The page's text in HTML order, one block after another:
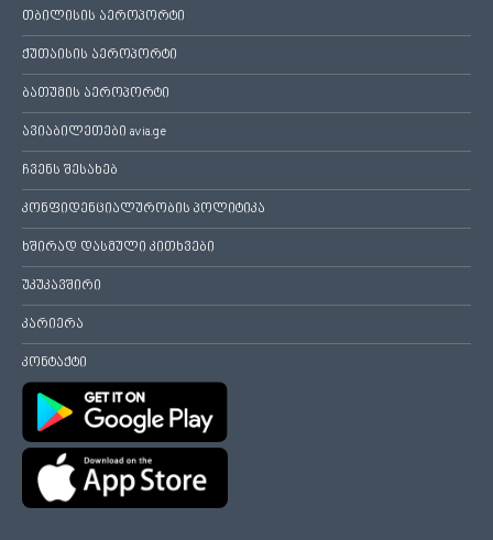
თბილისის აეროპორტი
ქუთაისის აეროპორტი
ბათუმის აეროპორტი
ავიაბილეთები avia.ge
ჩვენს შესახებ
კონფიდენციალურობის პოლიტიკა
ხშირად დასმული კითხვები
უკუკავშირი
კარიერა
კონტაქტი